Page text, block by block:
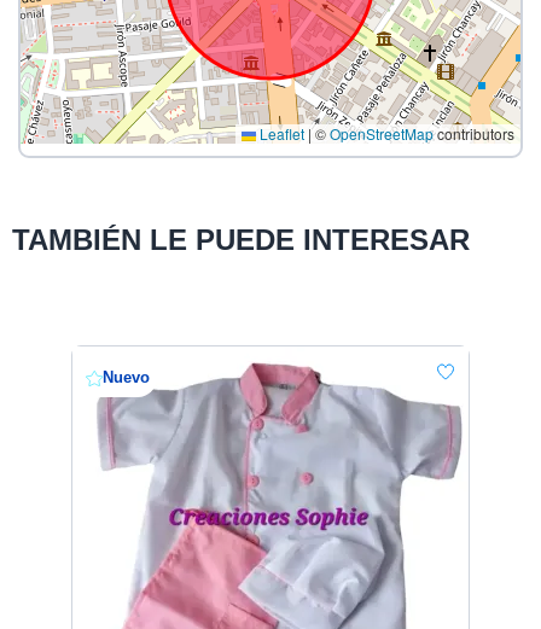
Leaflet |©OpenStreetMapcontributors
TAMBIÉN LE PUEDE INTERESAR
Nuevo